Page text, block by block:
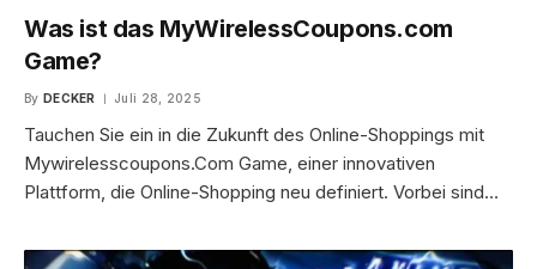
Was ist das MyWirelessCoupons.com
Game?
By DECKER Juli 28, 2025
Tauchen Sie ein in die Zukunft des Online-Shoppings mit
Mywirelesscoupons.Com Game, einer innovativen
Plattform, die Online-Shopping neu definiert. Vorbei sind…